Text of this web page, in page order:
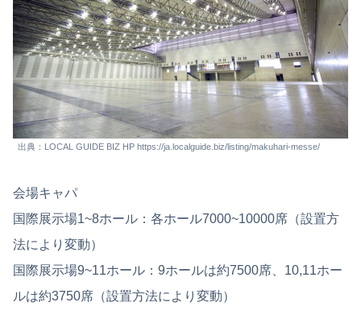
出典：LOCAL GUIDE BIZ HP https://ja.localguide.biz/listing/makuhari-messe/
会場キャパ
国際展示場1~8ホール：各ホール7000~10000席（設置方
法により変動）
国際展示場9~11ホール：9ホールは約7500席、10,11ホー
ルは約3750席（設置方法により変動）